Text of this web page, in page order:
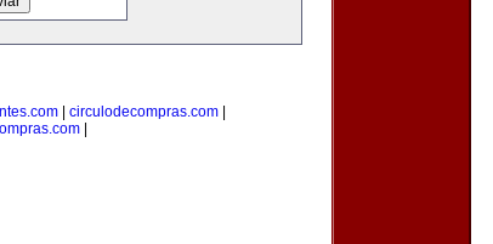
circulodecompras.com